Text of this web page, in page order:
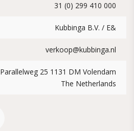
31 (0) 299 410 000
Kubbinga B.V. / E&
verkoop@kubbinga.nl
Parallelweg 25 1131 DM Volendam
The Netherlands